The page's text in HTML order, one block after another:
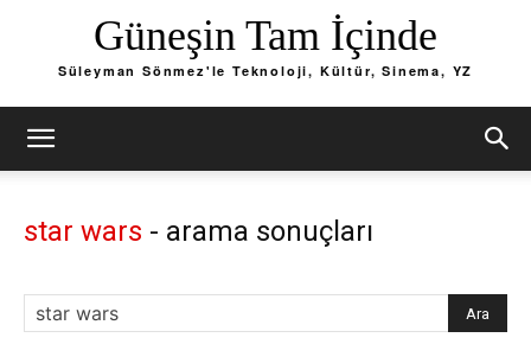
Güneşin Tam İçinde
Süleyman Sönmez'le Teknoloji, Kültür, Sinema, YZ
star wars - arama sonuçları